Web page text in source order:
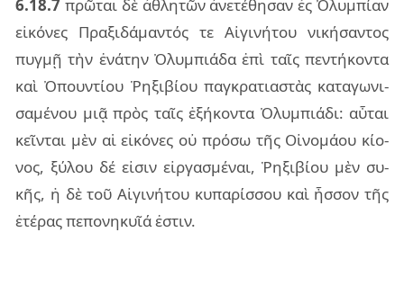
6.18.7 πρῶ­ται δὲ ἀθλη­τῶν ἀνε­τέ­θη­σαν ἐς Ὀλυμ­πί­αν
εἰ­κό­νες Πρα­ξι­δά­μαν­τός τε Αἰγι­νή­του νι­κή­σαν­τος
πυγ­μῇ τὴν ἐνά­την Ὀλυμ­πιά­δα ἐπὶ ταῖς πεν­τή­κον­τα
καὶ Ὀπουν­τί­ου Ῥηξι­βί­ου παγ­κρα­τια­στὰς κα­τα­γω­νι­
σα­μέ­νου μιᾷ πρὸς ταῖς ἑξή­κον­τα Ὀλυμ­πιά­δι: αὗ­ται
κεῖν­ται μὲν αἱ εἰ­κό­νες οὐ πρό­σω τῆς Οἰνο­μά­ου κί­ο­
νος, ξύ­λου δέ εἰ­σιν εἰρ­γα­σμέ­ναι, Ῥηξι­βί­ου μὲν συ­
κῆς, ἡ δὲ τοῦ Αἰγι­νή­του κυ­πα­ρίσ­σου καὶ ἧσ­σον τῆς
ἑτέ­ρας πε­πο­νη­κυῖά ἐστιν.